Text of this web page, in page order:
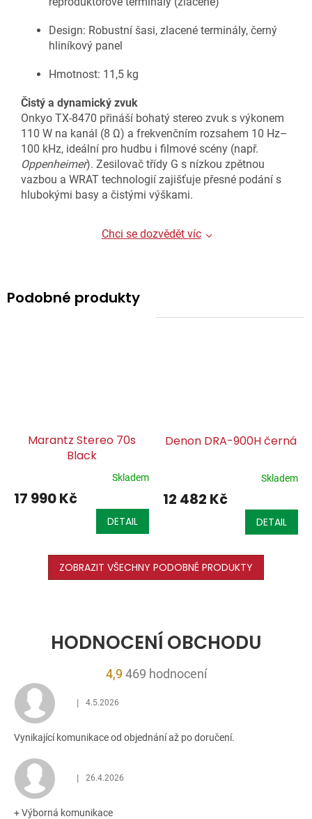
Design: Robustní šasi, zlacené terminály, černý
hliníkový panel
Hmotnost: 11,5 kg
Čistý a dynamický zvuk
Onkyo TX-8470 přináší bohatý stereo zvuk s výkonem
110 W na kanál (8 Ω) a frekvenčním rozsahem 10 Hz–
100 kHz, ideální pro hudbu i filmové scény (např.
Oppenheimer). Zesilovač třídy G s nízkou zpětnou
vazbou a WRAT technologií zajišťuje přesné podání s
hlubokými basy a čistými výškami.
Chci se dozvědět víc
Podobné produkty
Marantz Stereo 70s
Black
Skladem
17 990 Kč
DETAIL
Denon DRA-900H černá
Skladem
12 482 Kč
DETAIL
ZOBRAZIT VŠECHNY PODOBNÉ PRODUKTY
HODNOCENÍ OBCHODU
4,9 Průměrné
4,9
469 hodnocení
Hodnocení obchodu je 5 z 5 hvězdiček.
| 4.5.2026
Vynikající komunikace od objednání až po doručení.
Hodnocení obchodu je 5 z 5 hvězdiček.
| 26.4.2026
+ Výborná komunikace